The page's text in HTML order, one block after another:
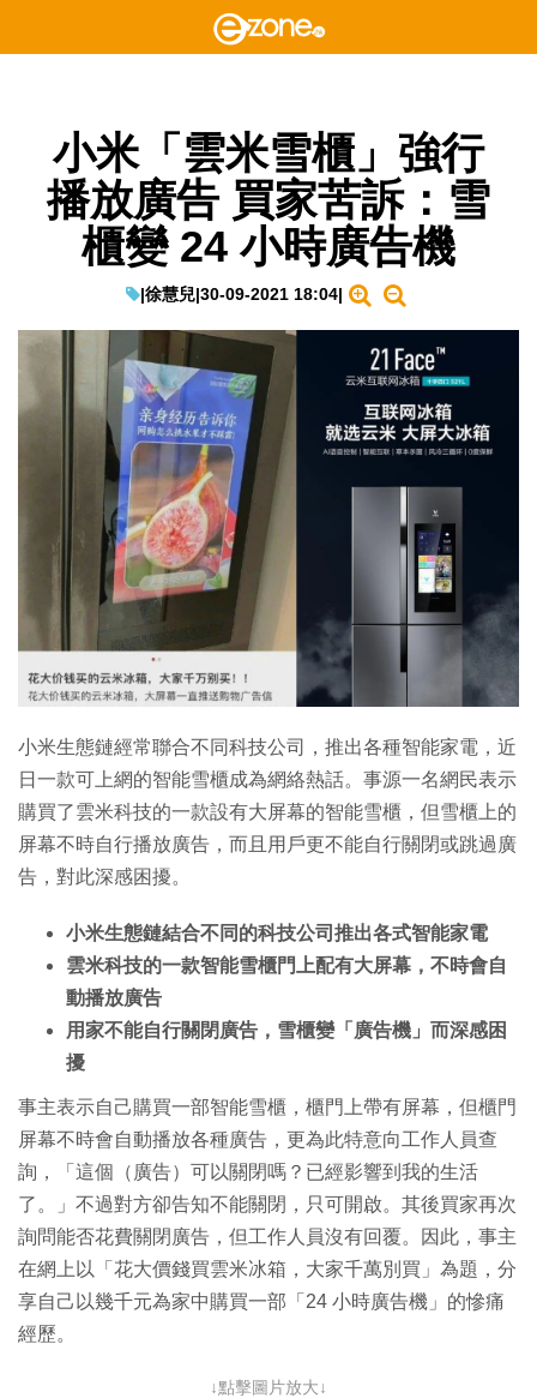
小米「雲米雪櫃」強行
播放廣告 買家苦訴：雪
櫃變 24 小時廣告機
|徐慧兒|30-09-2021 18:04|
小米生態鏈經常聯合不同科技公司，推出各種智能家電，近
日一款可上網的智能雪櫃成為網絡熱話。事源一名網民表示
購買了雲米科技的一款設有大屏幕的智能雪櫃，但雪櫃上的
屏幕不時自行播放廣告，而且用戶更不能自行關閉或跳過廣
告，對此深感困擾。
小米生態鏈結合不同的科技公司推出各式智能家電
雲米科技的一款智能雪櫃門上配有大屏幕，不時會自
動播放廣告
用家不能自行關閉廣告，雪櫃變「廣告機」而深感困
擾
事主表示自己購買一部智能雪櫃，櫃門上帶有屏幕，但櫃門
屏幕不時會自動播放各種廣告，更為此特意向工作人員查
詢，「這個（廣告）可以關閉嗎？已經影響到我的生活
了。」不過對方卻告知不能關閉，只可開啟。其後買家再次
詢問能否花費關閉廣告，但工作人員沒有回覆。因此，事主
在網上以「花大價錢買雲米冰箱，大家千萬別買」為題，分
享自己以幾千元為家中購買一部「24 小時廣告機」的慘痛
經歷。
↓點擊圖片放大↓